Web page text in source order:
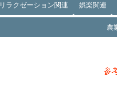
リラクゼーション関連 娯楽関連
農
参